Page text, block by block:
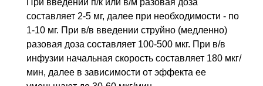
При введении п/к или в/м разовая доза
составляет 2-5 мг, далее при необходимости - по
1-10 мг. При в/в введении струйно (медленно)
разовая доза составляет 100-500 мкг. При в/в
инфузии начальная скорость составляет 180 мкг/
мин, далее в зависимости от эффекта ее